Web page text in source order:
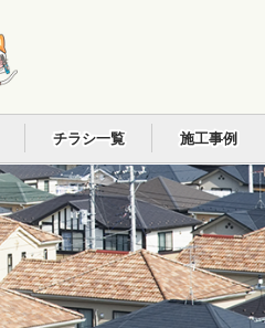
チラシ一覧 施工事例